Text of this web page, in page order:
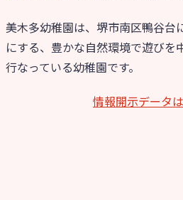
美木多幼稚園は、堺市南区鴨谷台
にする、豊かな自然環境で遊びを
行なっている幼稚園です。
情報開⽰データ
お知らせ
今日の幼稚園